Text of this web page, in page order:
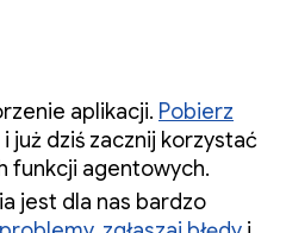
aplikacji. Pobierz
już dziś zacznij korzystać
funkcji agentowych.
jest dla nas bardzo